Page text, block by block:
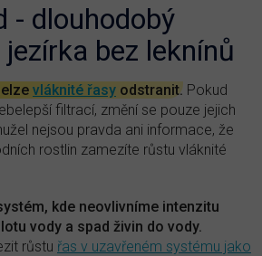
- dlouhodobý
bez leknínů
vláknité řasy odstranit. Pokud
filtrací, změní se pouze jejich
nejsou pravda ani informace, že
rostlin zamezíte růstu vláknité
kde neovlivníme intenzitu
vody a spad živin do vody.
růstu řas v uzavřeném systému jako